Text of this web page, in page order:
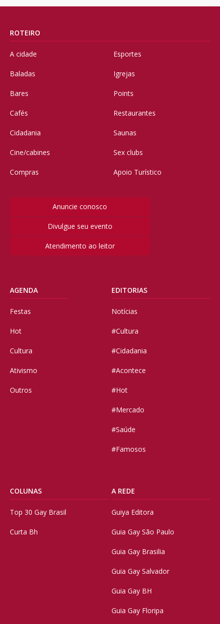
ROTEIRO
A cidade
Baladas
Bares
Cafés
Cidadania
Cine/cabines
Compras
Esportes
Igrejas
Points
Restaurantes
Saunas
Sex clubs
Apoio Turístico
Anuncie conosco
Divulgue seu evento
Atendimento ao leitor
AGENDA
Festas
Hot
Cultura
Ativismo
Outros
EDITORIAS
Notícias
#Cultura
#Cidadania
#Acontece
#Hot
#Mercado
#Saúde
#Famosos
COLUNAS
Top 30 Gay Brasil
Curta Bh
A REDE
Guiya Editora
Guia Gay São Paulo
Guia Gay Brasilia
Guia Gay Salvador
Guia Gay BH
Guia Gay Floripa